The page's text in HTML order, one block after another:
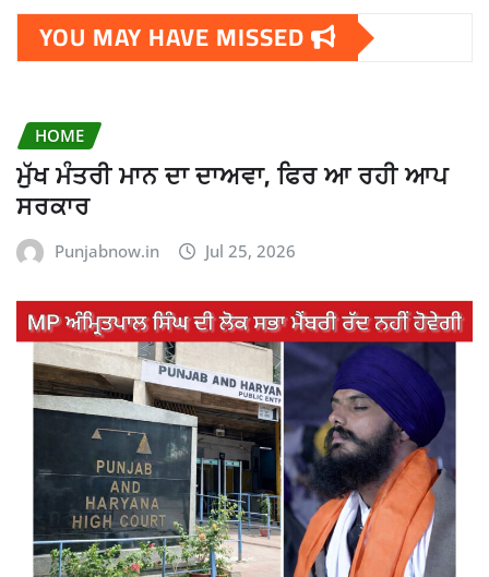
YOU MAY HAVE MISSED
HOME
ਮੁੱਖ ਮੰਤਰੀ ਮਾਨ ਦਾ ਦਾਅਵਾ, ਫਿਰ ਆ ਰਹੀ ਆਪ
ਸਰਕਾਰ
Punjabnow.in Jul 25, 2026